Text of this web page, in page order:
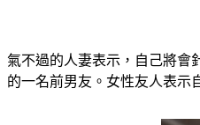
氣不過的人妻表示，自己將會
的一名前男友。女性友人表示